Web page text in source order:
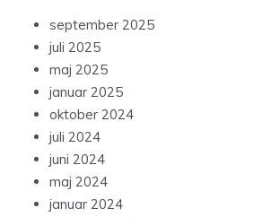
september 2025
juli 2025
maj 2025
januar 2025
oktober 2024
juli 2024
juni 2024
maj 2024
januar 2024